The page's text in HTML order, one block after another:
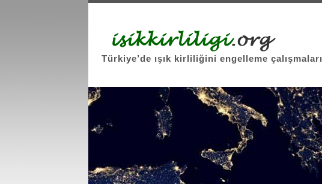
Türkiye’de ışık kirliliğini engelleme çalışmaları